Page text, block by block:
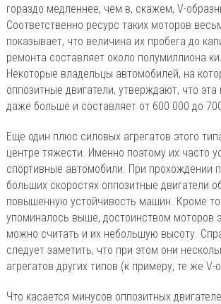
гораздо медленнее, чем в, скажем, V-
Соответственно ресурс таких моторов
показывает, что величина их пробега до
ремонта составляет около полумиллиона
Некоторые владельцы автомобилей, на
оппозитные двигатели, утверждают, что
даже больше и составляет от 600 000 до
Еще один плюс силовых агрегатов этого
центре тяжести. Именно поэтому их часто
спортивные автомобили. При прохождении
больших скоростях оппозитные двигатели
повышенную устойчивость машин. Кроме
упоминалось выше, достоинством моторов
можно считать и их небольшую высоту.
следует заметить, что при этом они
агрегатов других типов (к примеру, те же V-
Что касается минусов оппозитных